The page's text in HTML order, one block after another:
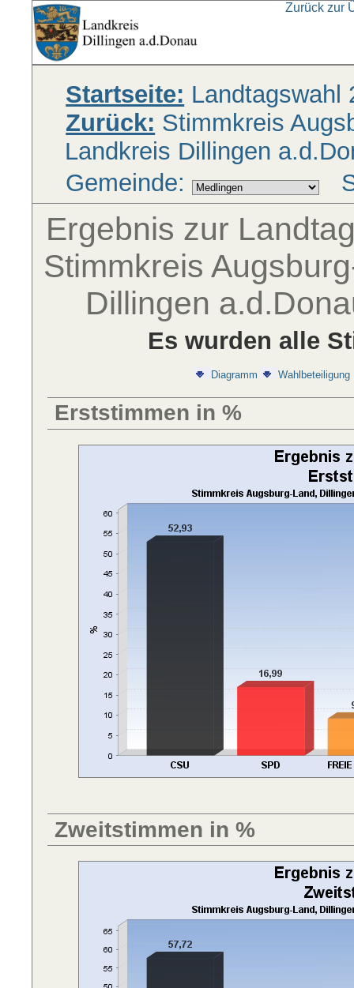
Zurück zur
Startseite: Landtagswahl
Zurück: Stimmkreis
Landkreis Dillingen
Gemeinde:
Ergebnis zur
Stimmkreis
Dillingen
Es wurden alle
Diagramm Wahlbeteiligung
Erststimmen in %
Zweitstimmen in %